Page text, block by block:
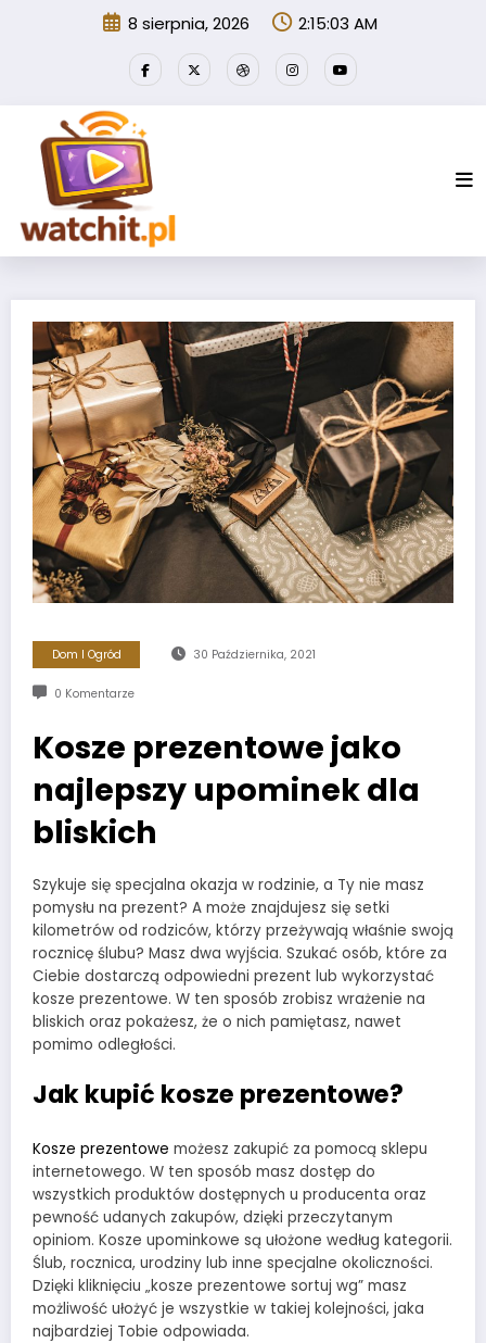
8 sierpnia, 2026 2:15:04 AM
Dom I Ogród 30 Października, 2021
0 Komentarze
Kosze prezentowe jako
najlepszy upominek dla
bliskich
Szykuje się specjalna okazja w rodzinie, a Ty nie masz
pomysłu na prezent? A może znajdujesz się setki
kilometrów od rodziców, którzy przeżywają właśnie swoją
rocznicę ślubu? Masz dwa wyjścia. Szukać osób, które za
Ciebie dostarczą odpowiedni prezent lub wykorzystać
kosze prezentowe. W ten sposób zrobisz wrażenie na
bliskich oraz pokażesz, że o nich pamiętasz, nawet
pomimo odległości.
Jak kupić kosze prezentowe?
Kosze prezentowe możesz zakupić za pomocą sklepu
internetowego. W ten sposób masz dostęp do
wszystkich produktów dostępnych u producenta oraz
pewność udanych zakupów, dzięki przeczytanym
opiniom. Kosze upominkowe są ułożone według kategorii.
Ślub, rocznica, urodziny lub inne specjalne okoliczności.
Dzięki kliknięciu „kosze prezentowe sortuj wg” masz
możliwość ułożyć je wszystkie w takiej kolejności, jaka
najbardziej Tobie odpowiada.